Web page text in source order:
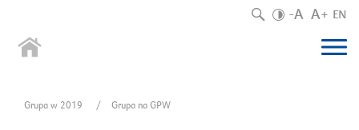
-A A+ EN
List prezesa Zarządu
Otoczenie banku
Grupa w 2019 Grupa na GPW